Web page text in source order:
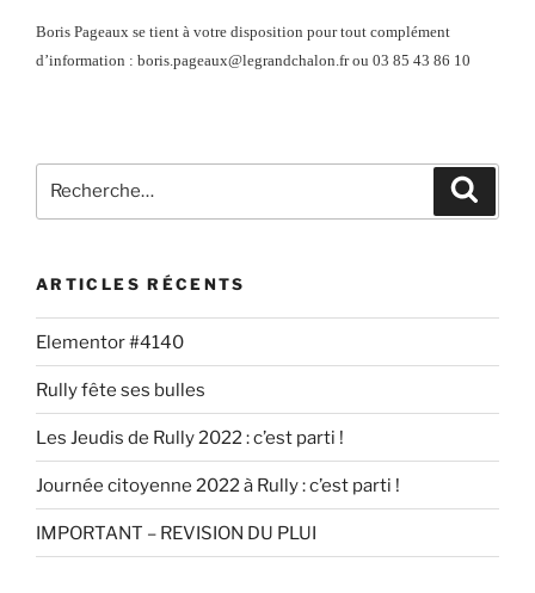
Boris Pageaux se tient à votre disposition pour tout complément
d’information : boris.pageaux@legrandchalon.fr ou 03 85 43 86 10
ARTICLES RÉCENTS
Elementor #4140
Rully fête ses bulles
Les Jeudis de Rully 2022 : c’est parti !
Journée citoyenne 2022 à Rully : c’est parti !
IMPORTANT – REVISION DU PLUI